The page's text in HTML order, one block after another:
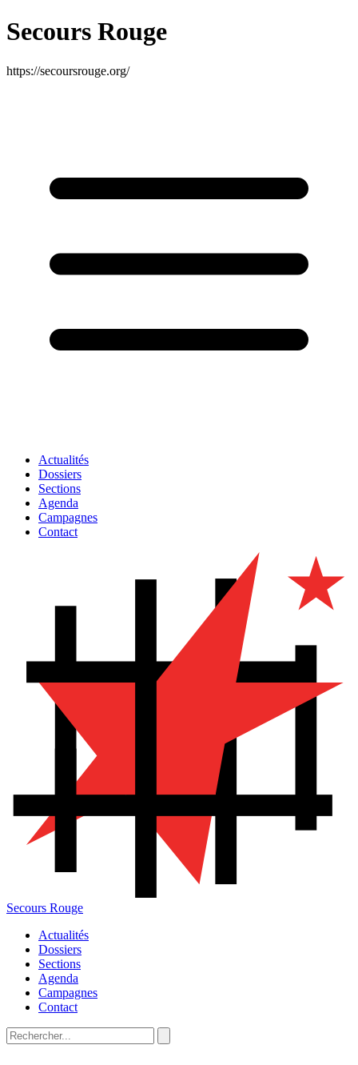
Secours Rouge
https://secoursrouge.org/
Actualités
Dossiers
Sections
Agenda
Campagnes
Contact
Secours Rouge
Actualités
Dossiers
Sections
Agenda
Campagnes
Contact